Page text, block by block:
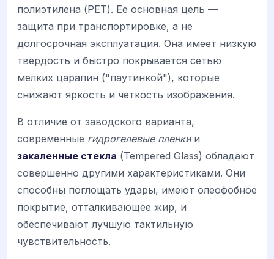
полиэтилена (PET). Ее основная цель —
защита при транспортировке, а не
долгосрочная эксплуатация. Она имеет низкую
твердость и быстро покрывается сетью
мелких царапин ("паутинкой"), которые
снижают яркость и четкость изображения.
В отличие от заводского варианта,
современные гидрогелевые пленкии
закаленные стекла (Tempered Glass) обладают
совершенно другими характеристиками. Они
способны поглощать удары, имеют олеофобное
покрытие, отталкивающее жир, и
обеспечивают лучшую тактильную
чувствительность.